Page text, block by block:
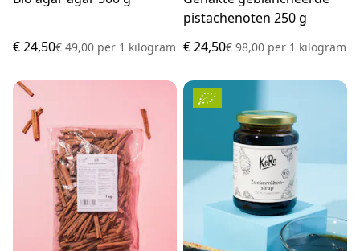
€ 24,50€ 49,00 per 1 kilogram
pistachenoten 250 g
€ 24,50€ 98,00 per 1 kilogram